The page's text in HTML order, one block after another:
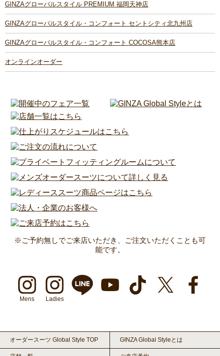
GINZAグローバルスタイル PREMIUM 福岡天神店
GINZAグローバルスタイル・コンフォート セントシティ北九州店
GINZAグローバルスタイル・コンフォート COCOSA熊本店
オンラインオーダー
※ご予約無しでご来店いただき、ご注文いただくことも可
能です。
Mens Ladies
オーダースーツ Global Style TOP GINZA Global Styleとは